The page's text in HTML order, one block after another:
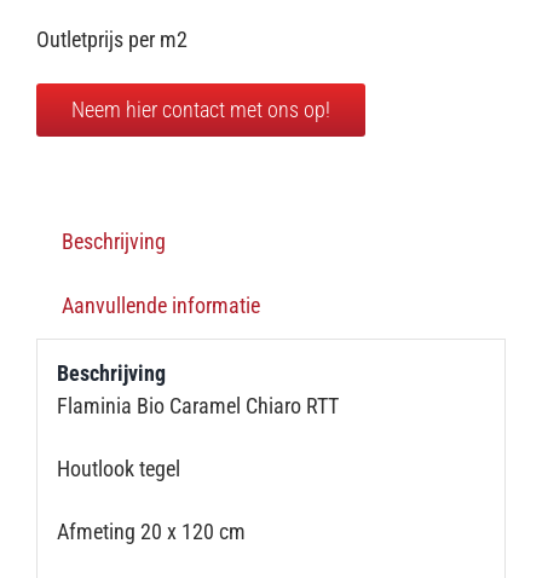
prijs
was:
€ 29,95.
prijs
is:
€ 19,95.
Outletprijs per m2
Neem hier contact met ons op!
Beschrijving
Aanvullende informatie
Beschrijving
Flaminia Bio Caramel Chiaro RTT
Houtlook tegel
Afmeting 20 x 120 cm